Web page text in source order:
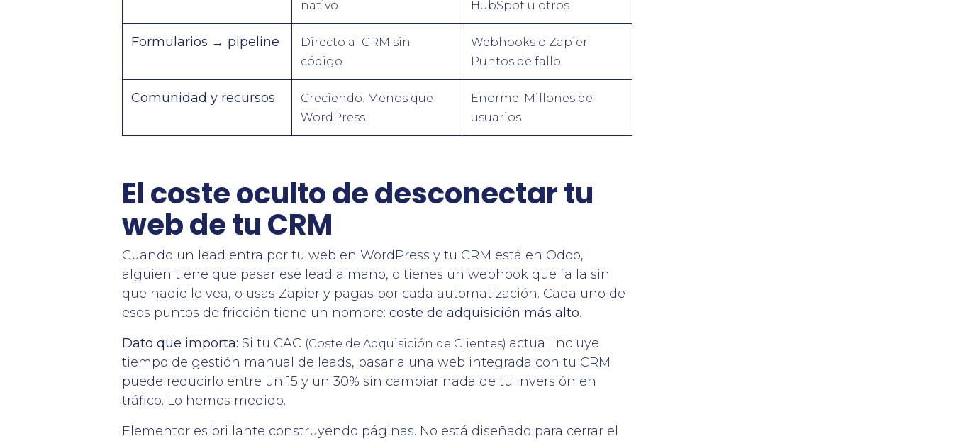
nativo
HubSpot u otros
Formularios → pipeline
Directo al CRM sin
código
Webhooks o Zapier.
Puntos de fallo
Comunidad y recursos
Creciendo. Menos que
WordPress
Enorme. Millones de
usuarios
El coste oculto de desconectar tu
web de tu CRM
Cuando un lead entra por tu web en WordPress y tu CRM está en Odoo,
alguien tiene que pasar ese lead a mano, o tienes un webhook que falla sin
que nadie lo vea, o usas Zapier y pagas por cada automatización. Cada uno de
esos puntos de fricción tiene un nombre: coste de adquisición más alto.
Dato que importa: Si tu CAC (Coste de Adquisición de Clientes) actual incluye
tiempo de gestión manual de leads, pasar a una web integrada con tu CRM
puede reducirlo entre un 15 y un 30% sin cambiar nada de tu inversión en
tráfico. Lo hemos medido.
Elementor es brillante construyendo páginas. No está diseñado para cerrar el